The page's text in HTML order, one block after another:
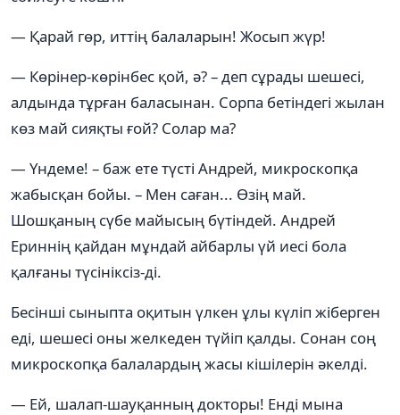
— Қарай гөр, иттің балаларын! Жосып жүр!
— Көрінер-көрінбес қой, ә? – деп сұрады шешесі,
алдында тұрған баласынан. Сорпа бетіндегі жылан
көз май сияқты ғой? Солар ма?
— Үндеме! – баж ете түсті Андрей, микроскопқа
жабысқан бойы. – Мен саған... Өзің май.
Шошқаның сүбе майысың бүтіндей. Андрей
Ериннің қайдан мұндай айбарлы үй иесі бола
қалғаны түсініксіз-ді.
Бесінші сыныпта оқитын үлкен ұлы күліп жіберген
еді, шешесі оны желкеден түйіп қалды. Сонан соң
микроскопқа балалардың жасы кішілерін әкелді.
— Ей, шалап-шауқанның докторы! Енді мына